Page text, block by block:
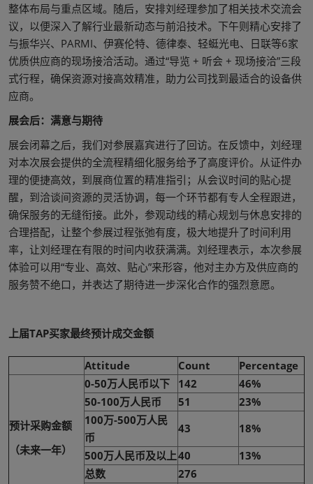
整体布局与重点区域。随后，安排刘经理参加了相关技术交流会
议，以便深入了解行业最新动态与前沿技术。下午则精心安排了
与振华兴、PARMI、伊赛伦特、德律泰、轻蜓光电、日联等6家
优质供应商的现场接洽活动。通过“导览 + 听会 + 现场接洽”三段
式行程，确保资源对接高效精准，助力公司找到最适合的设备供
应商。
展会后：满意与期待
展会闭幕之后，我们对参展嘉宾进行了回访。在反馈中，刘经理
对本次展会提供的全流程精细化服务给予了高度评价。从证件办
理的便捷高效，到展商位置的精准指引；从会议时间的贴心提
醒，到洽谈间资源的灵活协调，每一个环节都有专人全程跟进，
确保服务的无缝衔接。此外，参观动线的精心规划与休息安排的
合理搭配，让整个参展过程张弛有度，极大地提升了时间利用
率，让刘经理在有限的时间内收获满满。刘经理表示，本次参展
体验可以用“专业、高效、贴心”来形容，他对主办方及供应商的
服务赞不绝口，并表达了期待进一步深化合作的强烈意愿。
上届TAP买家最终预计成交金额
Attitude Count Percentage
预计采购金额
（未来一年）
0-50万人民币以下 142
46%
50-100万人民币
51
23%
100万-500万人民
币
43
18%
500万人民币及以上40
13%
总数
276